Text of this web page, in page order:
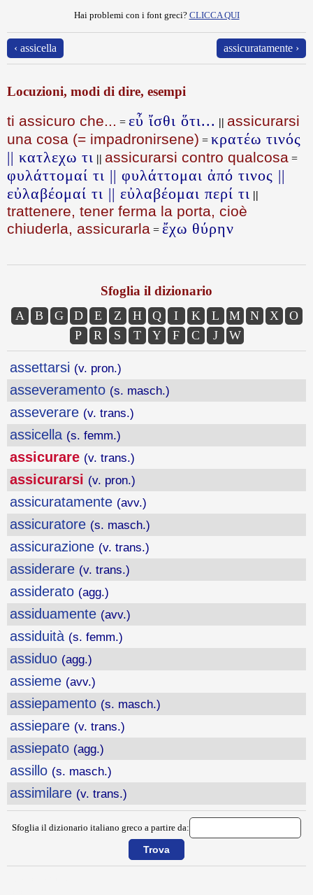
Hai problemi con i font greci? CLICCA QUI
‹ assicella assicuratamente ›
Locuzioni, modi di dire, esempi
ti assicuro che... = εὖ ἴσθι ὅτι... || assicurarsi
una cosa (= impadronirsene) = κρατέω τινός
|| κατλεχω τι || assicurarsi contro qualcosa =
φυλάττομαί τι || φυλάττομαι ἀπό τινος ||
εὐλαβέομαί τι || εὐλαβέομαι περί τι ||
trattenere, tener ferma la porta, cioè
chiuderla, assicurarla = ἔχω θύρην
Sfoglia il dizionario
A B G D E Z H Q I K L M N X
O
P
R S T Y F C J W
assettarsi (v. pron.)
asseveramento (s. masch.)
asseverare (v. trans.)
assicella (s. femm.)
assicurare (v. trans.)
assicurarsi (v. pron.)
assicuratamente (avv.)
assicuratore (s. masch.)
assicurazione (v. trans.)
assiderare (v. trans.)
assiderato (agg.)
assiduamente (avv.)
assiduità (s. femm.)
assiduo (agg.)
assieme (avv.)
assiepamento (s. masch.)
assiepare (v. trans.)
assiepato (agg.)
assillo (s. masch.)
assimilare (v. trans.)
Sfoglia il dizionario italiano greco a partire da: